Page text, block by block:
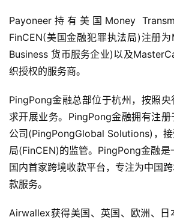
Payoneer持有美国Money
FinCEN(美国金融犯罪执法局)注册
Business 货币服务企业)以及
织授权的服务商。
PingPong金融总部位于杭州，按照
求开展业务。PingPong金融拥有注
公司(PingPongGlobal Solutions)，
局(FinCEN)的监管。PingPong金融是
国内首家跨境收款平台，专注为中国
款服务。
Airwallex获得美国、英国、欧洲、日